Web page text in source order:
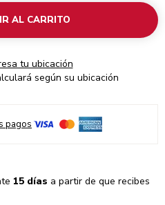
AL CARRITO
tu ubicación
según su ubicación
pagos
15 días a partir de que recibes